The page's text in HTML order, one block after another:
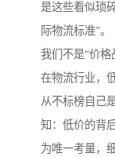
是这些看似琐
际物流标准”。
我们不是“价格
在物流行业，
从不标榜自己
知：低价的背
为唯一考量，